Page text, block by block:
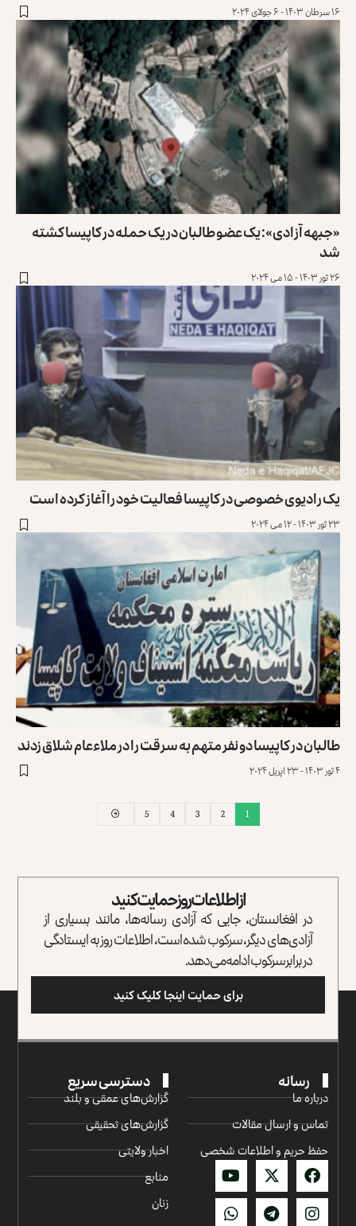
۱۶ سرطان ۱۴۰۳ - ۶ جولای ۲۰۲۴
«جبهه آزادی»: یک عضو طالبان در یک حمله در کاپیسا کشته
شد
۲۶ ثور ۱۴۰۳ - ۱۵ می ۲۰۲۴
یک رادیوی خصوصی در کاپیسا فعالیت خود را آغاز کرده است
۲۳ ثور ۱۴۰۳ - ۱۲ می ۲۰۲۴
طالبان در کاپیسا دو نفر متهم به سرقت را در ملاءعام شلاق زدند
۴ ثور ۱۴۰۳ - ۲۳ اپریل ۲۰۲۴
1
2
3
4
5
از اطلاعات روز حمایت کنید
در افغانستان، جایی که آزادی رسانه‌ها، مانند بسیاری از
آزادی‌های دیگر، سرکوب شده است، اطلاعات روز به ایستادگی
در برابر سرکوب ادامه می‌دهد.
برای حمایت اینجا کلیک کنید
رسانه
درباره ما
تماس و ارسال مقالات
حفظ حریم و اطلاعات شخصی
دسترسی سریع
گزارش‌‌های عمقی و بلند
گزارش‌های تحقیقی
اخبار ولایتی
منابع
زنان